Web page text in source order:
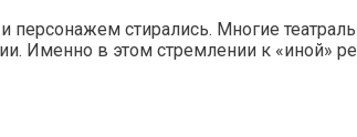
стирались. Многие
Именно в этом стремлении к «иной»